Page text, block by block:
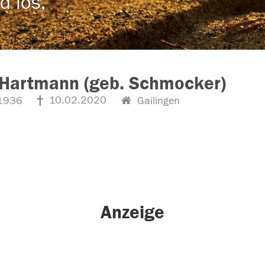
(geb. Schmocker)
10.02.2020 Gailingen
Anzeige